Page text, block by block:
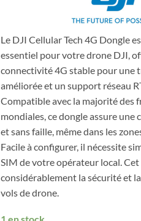
Le DJI Cellular Tech 4G Dongle
essentiel pour votre drone DJI,
connectivité 4G stable pour une
améliorée et un support réseau
Compatible avec la majorité des
mondiales, ce dongle assure une
et sans faille, même dans les
Facile à configurer, il nécessite
SIM de votre opérateur local.
considérablement la sécurité et
vols de drone.